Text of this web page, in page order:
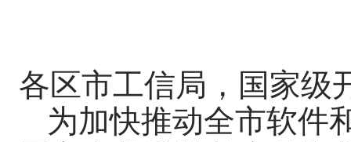
各区市工信局，国家级
为加快推动全市软件